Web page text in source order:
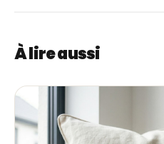
À lire aussi